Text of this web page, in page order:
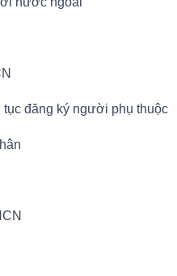
đăng ký người phụ thuộc